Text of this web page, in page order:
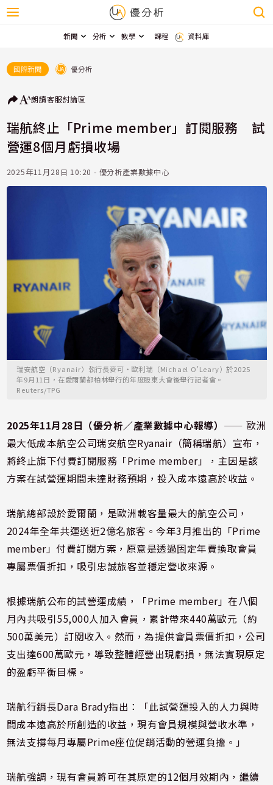
新聞 分析 教學 課程 資料庫
國際新聞 優分析
朗讀客服討論區
瑞航終止「Prime member」訂閱服務 試
營運8個月虧損收場
2025年11月28日 10:20 - 優分析產業數據中心
瑞安航空（Ryanair）執行長麥可‧歐利瑞（Michael O'Leary）於2025
年9月11日，在愛爾蘭都柏林舉行的年度股東大會後舉行記者會。
Reuters/TPG
2025年11月28日（優分析／產業數據中心報導） ⸺ 歐洲
最大低成本航空公司瑞安航空Ryanair（簡稱瑞航）宣布，
將終止旗下付費訂閱服務「Prime member」，主因是該
方案在試營運期間未達財務預期，投入成本遠高於收益。
瑞航總部設於愛爾蘭，是歐洲載客量最大的航空公司，
2024年全年共運送近2億名旅客。今年3月推出的「Prime
member」付費訂閱方案，原意是透過固定年費換取會員
專屬票價折扣，吸引忠誠旅客並穩定營收來源。
根據瑞航公布的試營運成績，「Prime member」在八個
月內共吸引55,000人加入會員，累計帶來440萬歐元（約
500萬美元）訂閱收入。然而，為提供會員票價折扣，公司
支出達600萬歐元，導致整體經營出現虧損，無法實現原定
的盈虧平衡目標。
瑞航行銷長Dara Brady指出：「此試營運投入的人力與時
間成本遠高於所創造的收益，現有會員規模與營收水準，
無法支撐每月專屬Prime座位促銷活動的營運負擔。」
瑞航強調，現有會員將可在其原定的12個月效期內，繼續